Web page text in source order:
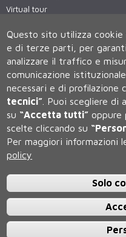
Virtual tour
Università degli Studi di
Rettorato, via Banchi di Sotto
P.IVA 00273530527 | C.F.
Elettronica Certificata
0577 235555 (dal lunedì al
Questo sito utilizza
e di terze parti, per
analizzare il traffico e
comunicazione istituzionale.
necessari e di profilazione
tecnici” Puoi scegliere di
su “Accetta tutti” oppure
scelte cliccando su
Per maggiori informazioni
policy
Solo